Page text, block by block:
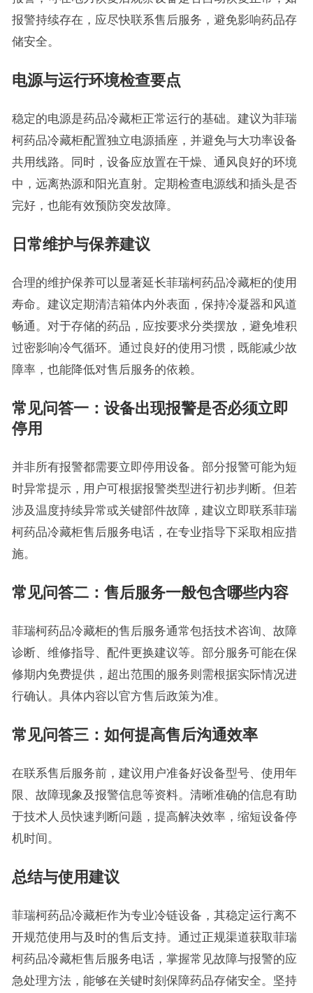
报警持续存在，应尽快联系售后服务，避免影响药品存
储安全。
电源与运行环境检查要点
稳定的电源是药品冷藏柜正常运行的基础。建议为菲瑞
柯药品冷藏柜配置独立电源插座，并避免与大功率设备
共用线路。同时，设备应放置在干燥、通风良好的环境
中，远离热源和阳光直射。定期检查电源线和插头是否
完好，也能有效预防突发故障。
日常维护与保养建议
合理的维护保养可以显著延长菲瑞柯药品冷藏柜的使用
寿命。建议定期清洁箱体内外表面，保持冷凝器和风道
畅通。对于存储的药品，应按要求分类摆放，避免堆积
过密影响冷气循环。通过良好的使用习惯，既能减少故
障率，也能降低对售后服务的依赖。
常见问答一：设备出现报警是否必须立即
停用
并非所有报警都需要立即停用设备。部分报警可能为短
时异常提示，用户可根据报警类型进行初步判断。但若
涉及温度持续异常或关键部件故障，建议立即联系菲瑞
柯药品冷藏柜售后服务电话，在专业指导下采取相应措
施。
常见问答二：售后服务一般包含哪些内容
菲瑞柯药品冷藏柜的售后服务通常包括技术咨询、故障
诊断、维修指导、配件更换建议等。部分服务可能在保
修期内免费提供，超出范围的服务则需根据实际情况进
行确认。具体内容以官方售后政策为准。
常见问答三：如何提高售后沟通效率
在联系售后服务前，建议用户准备好设备型号、使用年
限、故障现象及报警信息等资料。清晰准确的信息有助
于技术人员快速判断问题，提高解决效率，缩短设备停
机时间。
总结与使用建议
菲瑞柯药品冷藏柜作为专业冷链设备，其稳定运行离不
开规范使用与及时的售后支持。通过正规渠道获取菲瑞
柯药品冷藏柜售后服务电话，掌握常见故障与报警的应
急处理方法，能够在关键时刻保障药品存储安全。坚持